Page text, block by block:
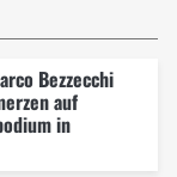
Bezzecchi
auf
in